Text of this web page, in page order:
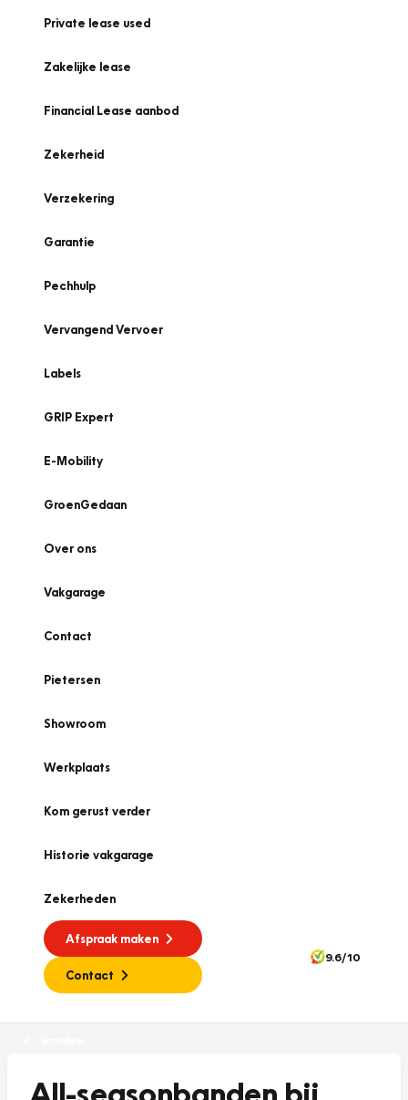
Private lease used
Zakelijke lease
Financial Lease aanbod
Zekerheid
Verzekering
Garantie
Pechhulp
Vervangend Vervoer
Labels
GRIP Expert
E-Mobility
GroenGedaan
Over ons
Vakgarage
Contact
Pietersen
Showroom
Werkplaats
Kom gerust verder
Historie vakgarage
Zekerheden
Afspraak maken
Contact
9.6/10